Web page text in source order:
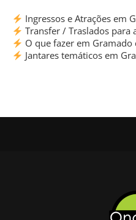
Ingressos e Atrações em
Transfer / Traslados para
O que fazer em Gramado
Jantares temáticos em